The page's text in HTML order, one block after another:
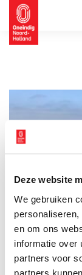
Deze website
We gebruiken
en om ons
informatie over
partners voor
partners
Aan het strand in
vertoeven.
je hoe het dorp
Dagjesmensen
van het mooie
staat een
Vraauwtje van